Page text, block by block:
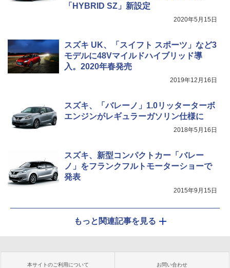
「HYBRID SZ」新設定
2020年5月15日
スズキ UK、「スイフト スポーツ」など3
モデルに48Vマイルドハイブリッド導
入。2020年春発売
2019年12月16日
スズキ、「バレーノ」1.0リッターターボ
エンジンがレギュラーガソリン仕様に
2018年5月16日
スズキ、新型コンパクトカー「バレー
ノ」をフランクフルトモーターショーで
発表
2015年9月15日
もっと関連記事を見る
本サイトのご利用について お問い合わせ